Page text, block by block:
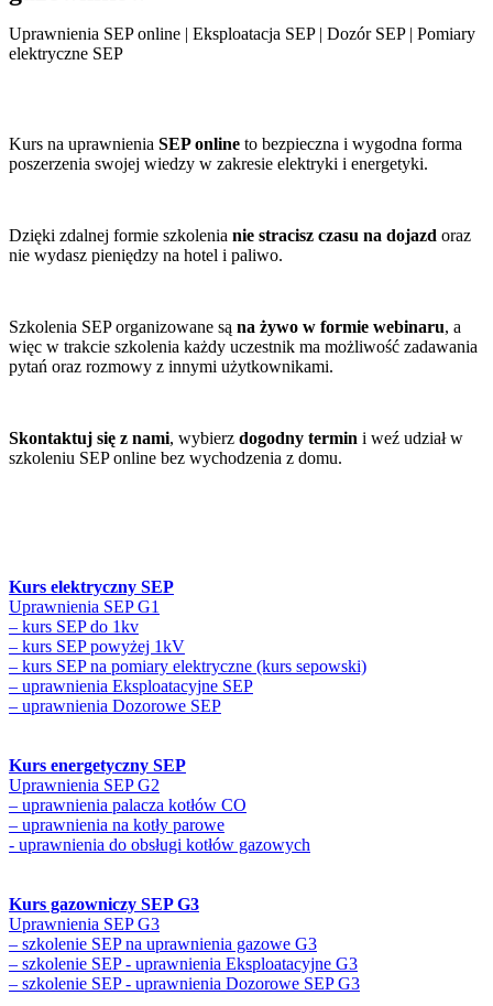
Uprawnienia SEP online | Eksploatacja SEP | Dozór SEP | Pomiary
elektryczne SEP
Kurs na uprawnienia SEP online to bezpieczna i wygodna forma
poszerzenia swojej wiedzy w zakresie elektryki i energetyki.
Dzięki zdalnej formie szkolenia nie stracisz czasu na dojazd oraz
nie wydasz pieniędzy na hotel i paliwo.
Szkolenia SEP organizowane są na żywo w formie webinaru, a
więc w trakcie szkolenia każdy uczestnik ma możliwość zadawania
pytań oraz rozmowy z innymi użytkownikami.
Skontaktuj się z nami, wybierz dogodny termin i weź udział w
szkoleniu SEP online bez wychodzenia z domu.
Kurs elektryczny SEP
Uprawnienia SEP G1
– kurs SEP do 1kv
– kurs SEP powyżej 1kV
– kurs SEP na pomiary elektryczne (kurs sepowski)
– uprawnienia Eksploatacyjne SEP
– uprawnienia Dozorowe SEP
Kurs energetyczny SEP
Uprawnienia SEP G2
– uprawnienia palacza kotłów CO
– uprawnienia na kotły parowe
- uprawnienia do obsługi kotłów gazowych
Kurs gazowniczy SEP G3
Uprawnienia SEP G3
– szkolenie SEP na uprawnienia gazowe G3
– szkolenie SEP - uprawnienia Eksploatacyjne G3
– szkolenie SEP - uprawnienia Dozorowe SEP G3